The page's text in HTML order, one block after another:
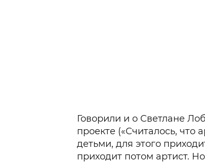
Говорили и о Светлане
проекте («Считалось, что
детьми, для этого
приходит потом артист.